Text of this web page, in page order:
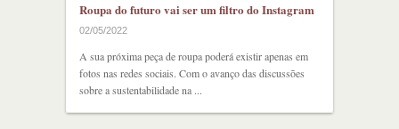
Roupa do futuro vai ser um filtro do Instagram
02/05/2022
A sua próxima peça de roupa poderá existir apenas em
fotos nas redes sociais. Com o avanço das discussões
sobre a sustentabilidade na ...